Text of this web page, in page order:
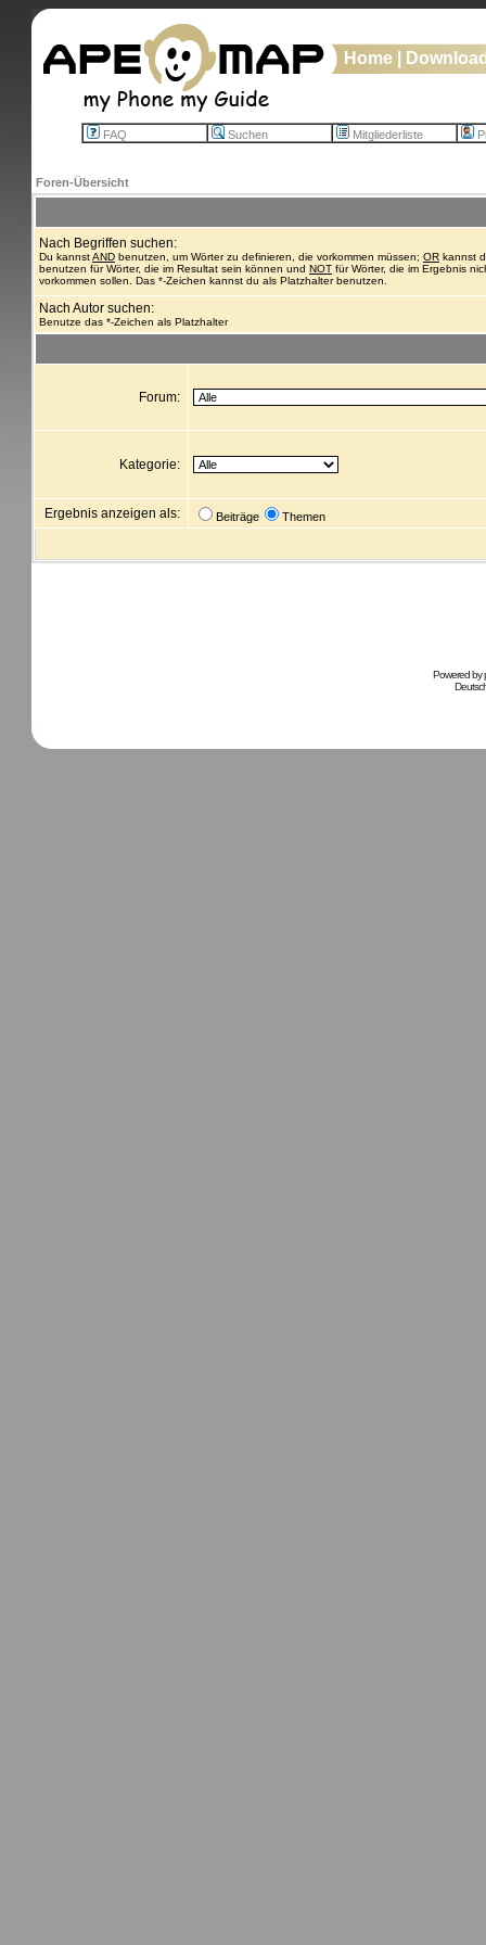
Home
FAQ Suchen Mitgliederliste
Foren-Übersicht
Nach Begriffen suchen:
Du kannstAND benutzen, um Wörter zu definieren, die vorkommen müssen; OR kannst
benutzen für Wörter, die im Resultat sein können und NOT für Wörter, die im Ergebnis
vorkommen sollen. Das *-Zeichen kannst du als Platzhalter benutzen.
Nach Autor suchen:
Benutze das *-Zeichen als Platzhalter
Forum:
Kategorie:
Ergebnis anzeigen als: Beiträge Themen
Powered by